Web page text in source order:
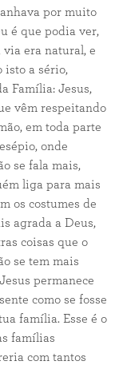
por muito
é que podia ver,
via era natural, e
isto a sério,
Família: Jesus,
vêm respeitando
em toda parte
onde
se fala mais,
liga para mais
os costumes de
agrada a Deus,
coisas que o
se tem mais
permanece
como se fosse
família. Esse é o
famílias
com tantos